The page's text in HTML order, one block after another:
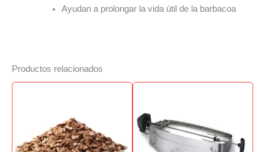
Ayudan a prolongar la vida útil de la barbacoa
Productos relacionados